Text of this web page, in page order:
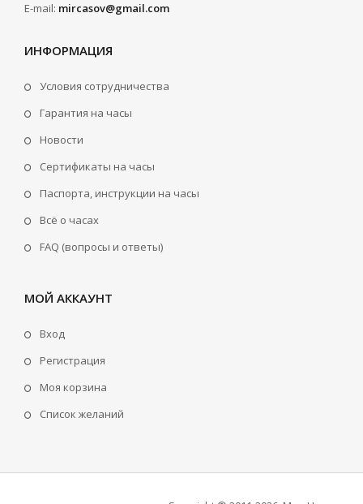
E-mail: mircasov@gmail.com
ИНФОРМАЦИЯ
Условия сотрудничества
Гарантия на часы
Новости
Сертификаты на часы
Паспорта, инструкции на часы
Всё о часах
FAQ (вопросы и ответы)
МОЙ АККАУНТ
Вход
Регистрация
Моя корзина
Cписок желаний